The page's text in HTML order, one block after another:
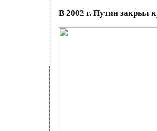
В 2002 г. Путин закрыл